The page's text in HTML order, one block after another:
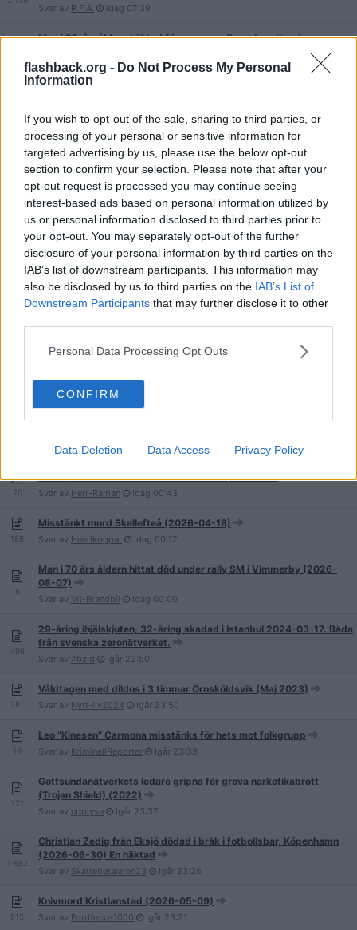
flashback.org - Do Not Process My Personal
Information
If you wish to opt-out of the sale, sharing to third parties, or
processing of your personal or sensitive information for
targeted advertising by us, please use the below opt-out
section to confirm your selection. Please note that after your
opt-out request is processed you may continue seeing
interest-based ads based on personal information utilized by
us or personal information disclosed to third parties prior to
your opt-out. You may separately opt-out of the further
disclosure of your personal information by third parties on the
IAB’s list of downstream participants. This information may
also be disclosed by us to third parties on the IAB’s List of
Downstream Participants that may further disclose it to other
Personal Data Processing Opt Outs
CONFIRM
Data Deletion Data Access Privacy Policy
Svar av R.F.A. Idag 07:39
Man i 35-årsåldern häktad för grov mordbrand, radhus i
Svar av2.3 Idag 07:08
Svar av R.F.A. Idag 06:45
Känd influencer gripen på Åland - misstänkt för våldtäkt (2026-
07-24)
Svar avMiko8910 Idag05:35
Man gripen – misstänks även för våldtäkt I Skellefteå (2026-08-
04)
Svar avBlackmonk Idag05:13
Polis skjutit emot bil i Helsingborg Centrum - tre gripna för
mordförsök (2026-08-05)
Svar avRobieBwoi Idag04:25
Örebro: Våldsdåd på Risbergska komvux - 10 döda samt
Svar avBonnie88 Idag04:10
Explosion i Malmö på Lugnet (2026-08-05)
Svar avViproom Idag
Svar avKristibrud666 Idag01:21
20
Ex-Säpoinformatör dömd för hot mot Säpo-kontakt
Svar av Herr-Raman Idag 00:43
188
Misstänkt mord Skellefteå (2026-04-18)
Svar av Hundkoppar Idag 00:17
6
Man i 70 års åldern hittat död under rally SM i Vimmerby (2026-
08-07)
Svar av Vit-Brandbil Idag 00:00
406
29-åring ihjälskjuten, 32-åring skadad i Istanbul 2024-03-17. Båda
från svenska zeronätverket.
Svar av Abzid Igår 23:50
281
Våldtagen med dildos i 3 timmar Örnsköldsvik (Maj 2023)
Svar av Nytt-liv2024 Igår 23:50
16
Leo ”Kinesen” Carmona misstänks för hets mot folkgrupp
Svar av KriminellReporter Igår 23:39
771
Gottsundanätverkets ledare gripna för grova narkotikabrott
(Trojan Shield) (2022)
Svar av upplysa Igår 23:37
1 682
Christian Zedig från Eksjö dödad i bråk i fotbollsbar, Köpenhamn
(2026-06-30) En häktad
Svar av Skattebetalaren23 Igår 23:26
815
Knivmord Kristianstad (2026-05-09)
Svar av Fordfocus1000 Igår 23:21